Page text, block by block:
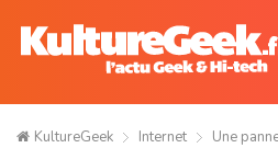
KultureGeek Internet
Une